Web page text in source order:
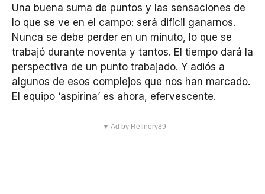
Una buena suma de puntos y las sensaciones de
lo que se ve en el campo: será difícil ganarnos.
Nunca se debe perder en un minuto, lo que se
trabajó durante noventa y tantos. El tiempo dará la
perspectiva de un punto trabajado. Y adiós a
algunos de esos complejos que nos han marcado.
El equipo ‘aspirina’ es ahora, efervescente.
▼ Ad by Refinery89